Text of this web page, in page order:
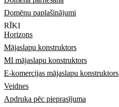
Domēnu paplašinājumi
RĪKI
Horizons
Mājaslapu konstruktors
MI mājaslapu konstruktors
E-komercijas mājaslapu konstruktors
Veidnes
Apdruka pēc pieprasījuma